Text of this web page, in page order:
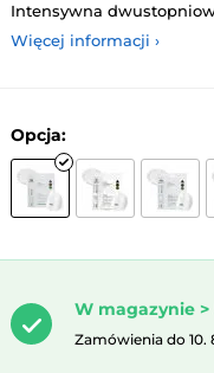
Intensywna
Więcej informacji ›
Opcja:
W magazynie >
Zamówienia do 10.